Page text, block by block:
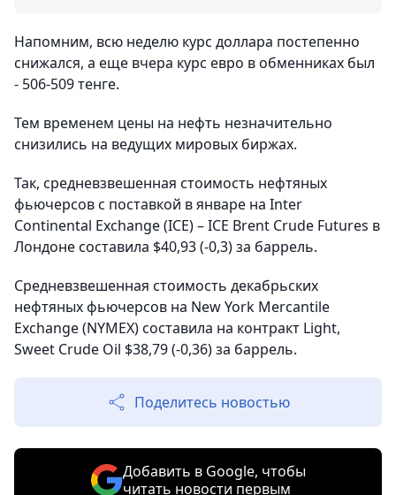
Напомним, всю неделю курс доллара постепенно
снижался, а еще вчера курс евро в обменниках был
- 506-509 тенге.
Тем временем цены на нефть незначительно
снизились на ведущих мировых биржах.
Так, средневзвешенная стоимость нефтяных
фьючерсов с поставкой в январе на Inter
Continental Exchange (ICE) – ICE Brent Crude Futures в
Лондоне составила $40,93 (-0,3) за баррель.
Средневзвешенная стоимость декабрьских
нефтяных фьючерсов на New York Mercantile
Exchange (NYMEX) составила на контракт Light,
Sweet Crude Oil $38,79 (-0,36) за баррель.
Поделитесь новостью
Добавить в Google, чтобы
читать новости первым